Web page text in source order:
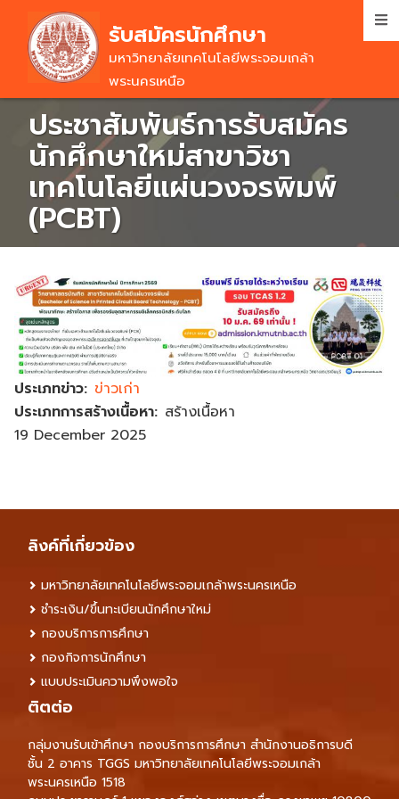
main
content
รับสมัครนักศึกษา
มหาวิทยาลัยเทคโนโลยีพระจอมเกล้า
พระนครเหนือ
ประชาสัมพันธ์การรับสมัคร
นักศึกษาใหม่สาขาวิชา
เทคโนโลยีแผ่นวงจรพิมพ์
(PCBT)
ประเภทข่าว ข่าวเก่า
ประเภทการสร้างเนื้อหา สร้างเนื้อหา
19 December 2025
ลิงค์ที่เกี่ยวข้อง
มหาวิทยาลัยเทคโนโลยีพระจอมเกล้าพระนครเหนือ
ชำระเงิน/ขึ้นทะเบียนนักศึกษาใหม่
กองบริการการศึกษา
กองกิจการนักศึกษา
แบบประเมินความพึงพอใจ
ติตต่อ
กลุ่มงานรับเข้าศึกษา กองบริการการศึกษา สำนักงานอธิการบดี
ชั้น 2 อาคาร TGGS มหาวิทยาลัยเทคโนโลยีพระจอมเกล้า
พระนครเหนือ 1518